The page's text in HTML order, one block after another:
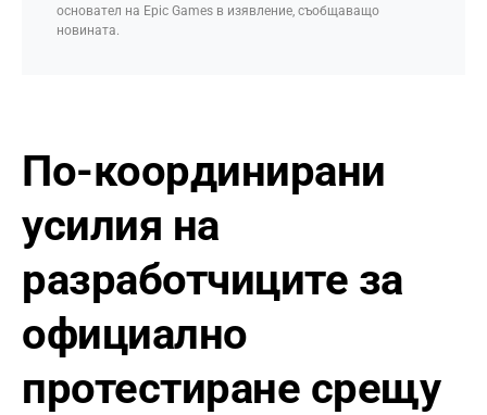
основател на Epic Games в изявление, съобщаващо
новината.
По-координирани
усилия на
разработчиците за
официално
протестиране срещу